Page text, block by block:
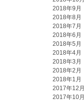
2018年9月
2018年8月
2018年7月
2018年6月
2018年5月
2018年4月
2018年3月
2018年2月
2018年1月
2017年12月
2017年10月